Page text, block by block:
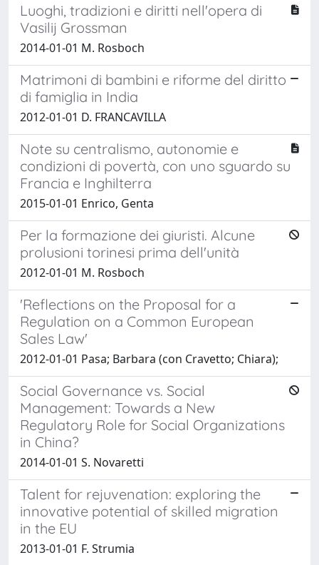
Luoghi, tradizioni e diritti nell'opera di
Vasilij Grossman
2014-01-01 M. Rosboch
Matrimoni di bambini e riforme del diritto
di famiglia in India
2012-01-01 D. FRANCAVILLA
Note su centralismo, autonomie e
condizioni di povertà, con uno sguardo su
Francia e Inghilterra
2015-01-01 Enrico, Genta
Per la formazione dei giuristi. Alcune
prolusioni torinesi prima dell'unità
2012-01-01 M. Rosboch
'Reflections on the Proposal for a
Regulation on a Common European
Sales Law'
2012-01-01 Pasa; Barbara (con Cravetto; Chiara);
Social Governance vs. Social
Management: Towards a New
Regulatory Role for Social Organizations
in China?
2014-01-01 S. Novaretti
Talent for rejuvenation: exploring the
innovative potential of skilled migration
in the EU
2013-01-01 F. Strumia